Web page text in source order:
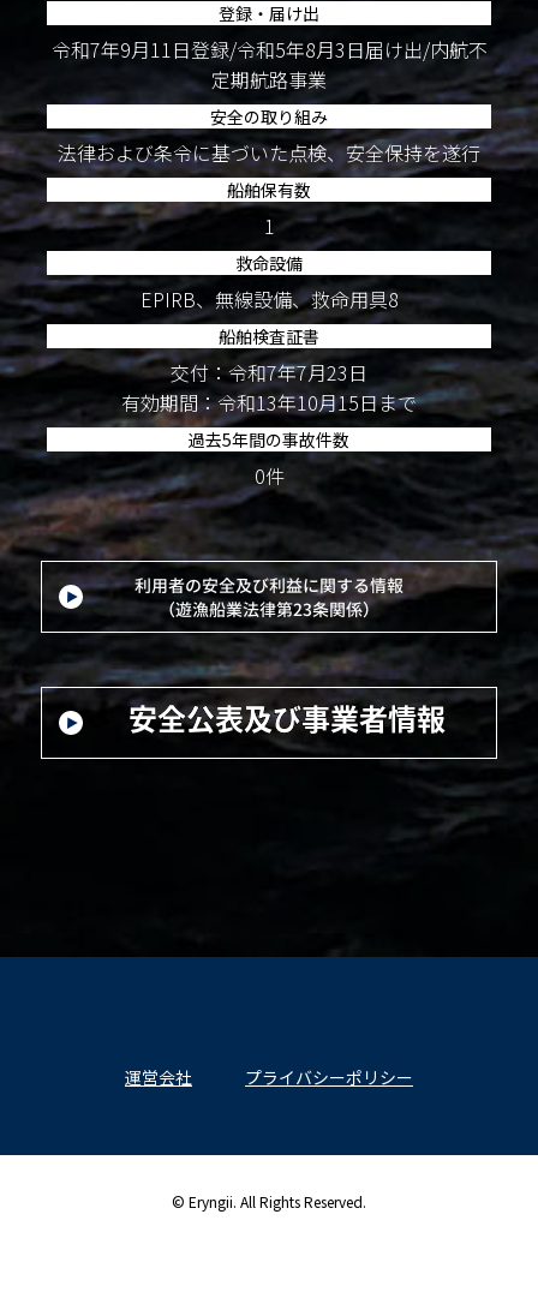
登録・届け出
令和7年9月11日登録/令和5年8月3日届け出/内航不
定期航路事業
安全の取り組み
法律および条令に基づいた点検、安全保持を遂行
船舶保有数
1
救命設備
EPIRB、無線設備、救命用具8
船舶検査証書
交付：令和7年7月23日
有効期間：令和13年10月15日まで
過去5年間の事故件数
0件
運営会社 プライバシーポリシー
© Eryngii. All Rights Reserved.